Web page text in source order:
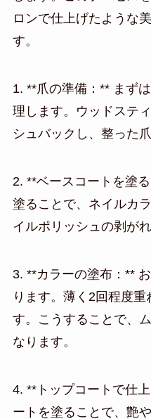
ロンで仕上げたような
す。
1. **爪の準備：** まず
理します。ウッドステ
シュバックし、整った
2. **ベースコートを塗
塗ることで、ネイルカ
イルポリッシュの剥が
3. **カラーの塗布：**
ります。薄く2回程度
す。こうすることで、
なります。
4. **トップコートで仕
ートを塗ることで、艶